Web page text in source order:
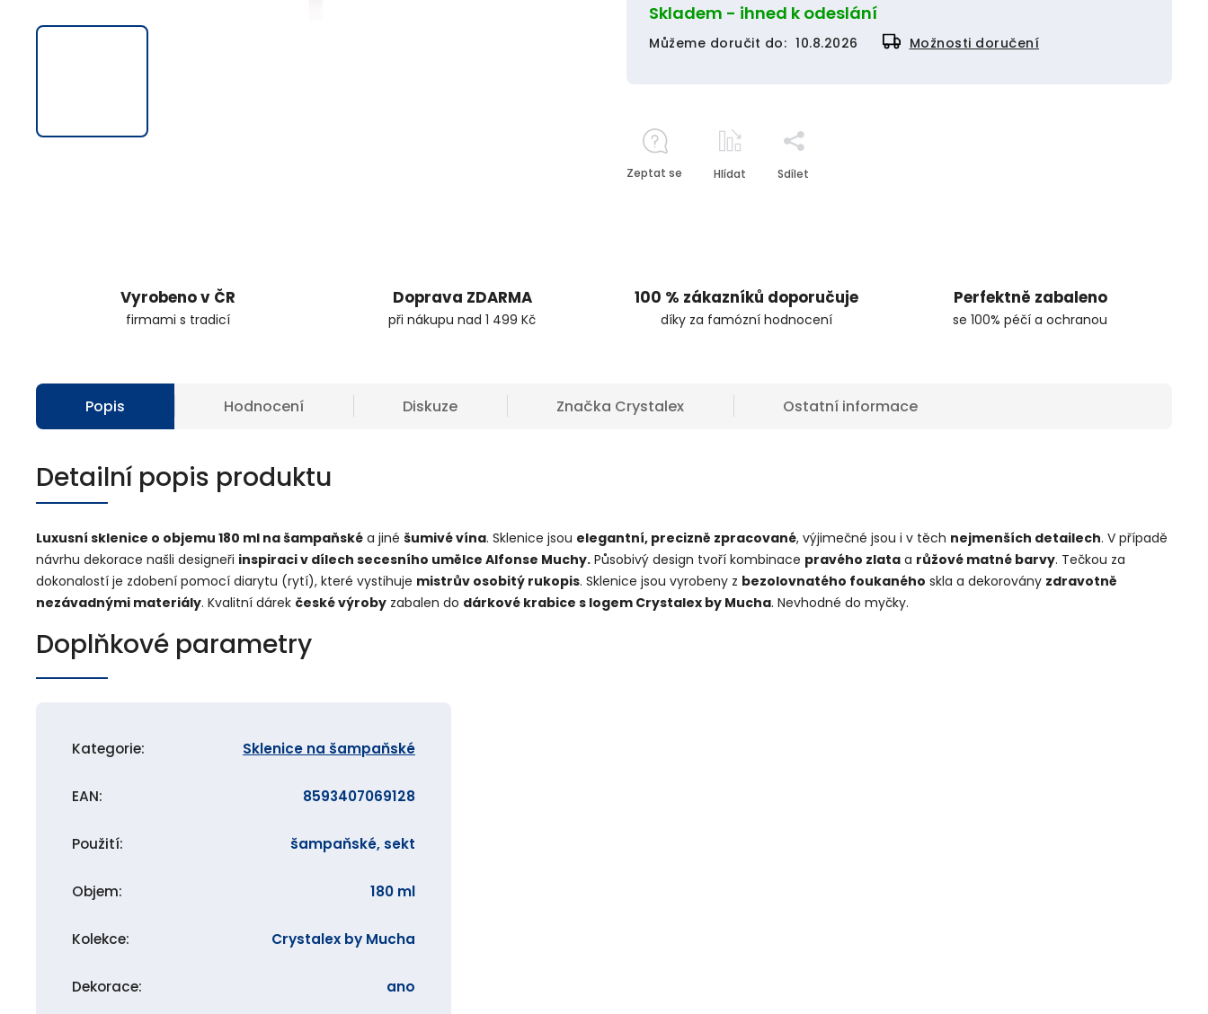
Skladem - ihned k odeslání
Můžeme doručit do: 10.8.2026 Možnosti doručení
Zeptat se Hlídat Sdílet
Vyrobeno v ČR
firmami s tradicí
Doprava ZDARMA
při nákupu nad 1 499 Kč
100 % zákazníků doporučuje
díky za famózní hodnocení
Perfektně zabaleno
se 100% péčí a ochranou
Popis Hodnocení Diskuze Značka Crystalex Ostatní informace
Detailní popis produktu
Luxusní sklenice o objemu 180 ml na šampaňské a jiné šumivé vína. Sklenice jsou elegantní, precizně zpracované, výjimečné jsou i v těch nejmenších detailech. V případě
návrhu dekorace našli designeři inspiraci v dílech secesního umělce Alfonse Muchy. Působivý design tvoří kombinace pravého zlata a růžové matné barvy. Tečkou za
dokonalostí je zdobení pomocí diarytu (rytí), které vystihuje mistrův osobitý rukopis. Sklenice jsou vyrobeny z bezolovnatého foukaného skla a dekorovány zdravotně
nezávadnými materiály. Kvalitní dárek české výroby zabalen do dárkové krabice s logem Crystalex by Mucha. Nevhodné do myčky.
Doplňkové parametry
Kategorie: Sklenice na šampaňské
EAN: 8593407069128
Použití: šampaňské, sekt
Objem: 180 ml
Kolekce: Crystalex by Mucha
Dekorace: ano